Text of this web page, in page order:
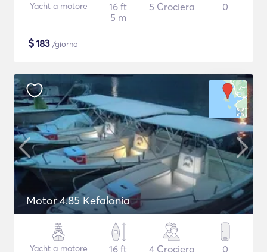
Yacht a motore
16 ft
5 m
5 Crociera 0
$183 /giorno
Motor 4.85 Kefalonia
Yacht a motore
16 ft
4 Crociera 0